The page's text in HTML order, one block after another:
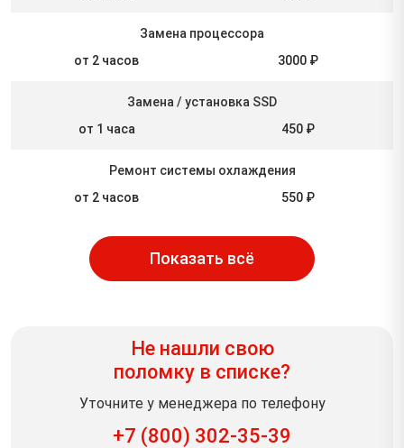
Замена процессора
от 2 часов
3000 ₽
Замена / установка SSD
от 1 часа
450 ₽
Ремонт системы охлаждения
от 2 часов
550 ₽
Показать всё
Не нашли свою
поломку в списке?
Уточните у менеджера по телефону
+7 (800) 302-35-39